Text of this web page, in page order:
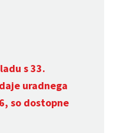
s 33.
uradnega
so dostopne